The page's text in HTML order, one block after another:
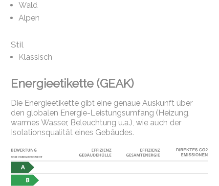
Wald
Alpen
Stil
Klassisch
Energieetikette (GEAK)
Die Energieetikette gibt eine genaue Auskunft über
den globalen Energie-Leistungsumfang (Heizung,
warmes Wasser, Beleuchtung u.a.), wie auch der
Isolationsqualität eines Gebäudes.